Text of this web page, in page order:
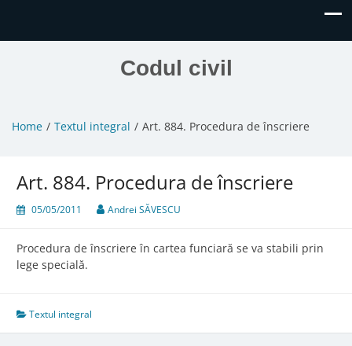
Codul civil
Home Textul integral Art. 884. Procedura de înscriere
Art. 884. Procedura de înscriere
05/05/2011 Andrei SĂVESCU
Procedura de înscriere în cartea funciară se va stabili prin
lege specială.
Textul integral